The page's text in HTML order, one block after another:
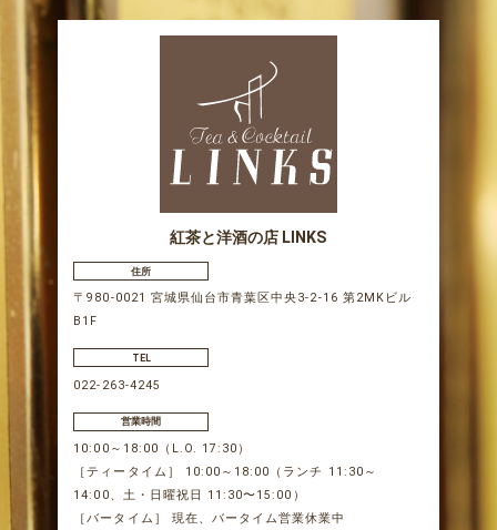
紅茶と洋酒の店 LINKS
住所
〒980-0021 宮城県仙台市青葉区中央3-2-16 第2MKビル
B1F
TEL
022-263-4245
営業時間
10:00～18:00（L.O. 17:30）
［ティータイム］ 10:00～18:00（ランチ 11:30～
14:00、土・日曜祝日 11:30〜15:00）
［バータイム］ 現在、バータイム営業休業中